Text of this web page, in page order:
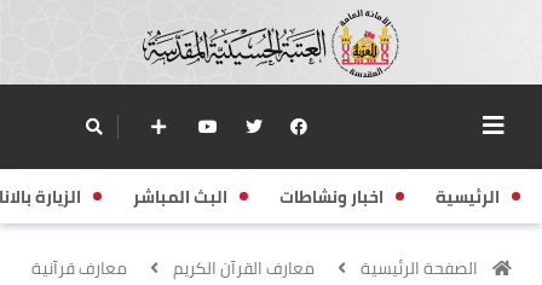
الرئيسية اخبار ونشاطات البث المباشر الزيارة
الصفحة الرئيسية معارف القرآن الكريم معارف قرآنية